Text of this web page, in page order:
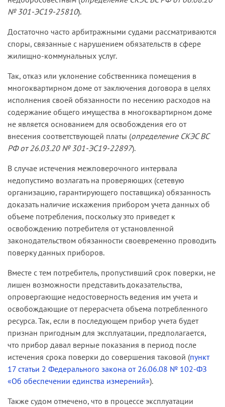
№ 301-ЭС19-25810).
Достаточно часто арбитражными судами рассматриваются
споры, связанные с нарушением обязательств в сфере
жилищно-коммунальных услуг.
Так, отказ или уклонение собственника помещения в
многоквартирном доме от заключения договора в целях
исполнения своей обязанности по несению расходов на
содержание общего имущества в многоквартирном доме
не является основанием для освобождения его от
внесения соответствующей платы (определение СКЭС ВС
РФ от 26.03.20 № 301-ЭС19-22897).
В случае истечения межповерочного интервала
недопустимо возлагать на проверяющих (сетевую
организацию, гарантирующего поставщика) обязанность
доказать наличие искажения прибором учета данных об
объеме потребления, поскольку это приведет к
освобождению потребителя от установленной
законодательством обязанности своевременно проводить
поверку данных приборов.
Вместе с тем потребитель, пропустивший срок поверки, не
лишен возможности представить доказательства,
опровергающие недостоверность ведения им учета и
освобождающие от перерасчета объема потребленного
ресурса. Так, если в последующем прибор учета будет
признан пригодным для эксплуатации, предполагается,
что прибор давал верные показания в период после
истечения срока поверки до совершения таковой (пункт
17 статьи 2 Федерального закона от 26.06.08 № 102-ФЗ
«Об обеспечении единства измерений»).
Также судом отмечено, что в процессе эксплуатации